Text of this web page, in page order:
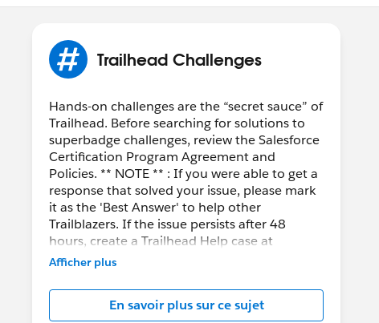
Trailhead Challenges
Hands-on challenges are the “secret sauce” of
Trailhead. Before searching for solutions to
superbadge challenges, review the Salesforce
Certification Program Agreement and
Policies. ** NOTE ** : If you were able to get a
response that solved your issue, please mark
it as the 'Best Answer' to help other
Trailblazers. If the issue persists after 48
hours, create a Trailhead Help case at
https://help.salesforce.com/s/support
Afficher plus
En savoir plus sur ce sujet